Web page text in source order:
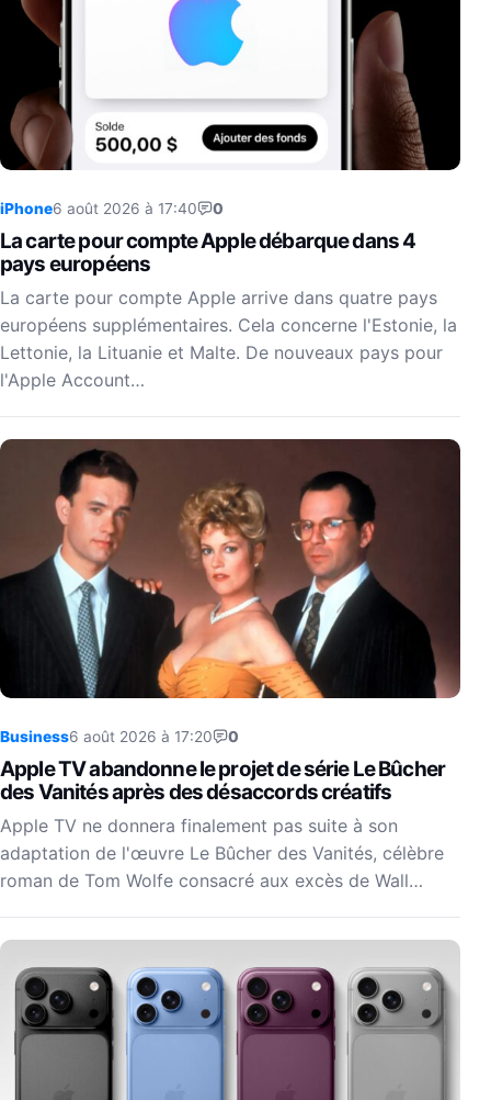
iPhone6 août 2026 à 17:40 0
La carte pour compte Apple débarque dans 4
pays européens
La carte pour compte Apple arrive dans quatre pays
européens supplémentaires. Cela concerne l'Estonie, la
Lettonie, la Lituanie et Malte. De nouveaux pays pour
l'Apple Account…
Business6 août 2026 à 17:20 0
Apple TV abandonne le projet de série Le Bûcher
des Vanités après des désaccords créatifs
Apple TV ne donnera finalement pas suite à son
adaptation de l'œuvre Le Bûcher des Vanités, célèbre
roman de Tom Wolfe consacré aux excès de Wall…